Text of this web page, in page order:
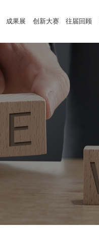
成果展 创新大赛 往届回顾